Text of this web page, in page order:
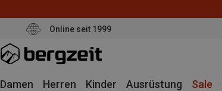
Online seit 1999
Damen Herren Kinder Ausrüstung Sale